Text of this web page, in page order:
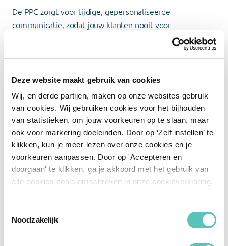
Deze website maakt gebruik van cookies
Wij, en derde partijen, maken op onze websites gebruik
van cookies. Wij gebruiken cookies voor het bijhouden
van statistieken, om jouw voorkeuren op te slaan, maar
ook voor markering doeleinden. Door op ‘Zelf instellen’ te
klikken, kun je meer lezen over onze cookies en je
voorkeuren aanpassen. Door op 'Accepteren en
doorgaan' te klikken, ga je akkoord met het gebruik van
alle cookies zoals omschreven in onze cookieverklaring.
Noodzakelijk
De PPC zorgt voor tijdige, gepersonaliseerde
communicatie, zodat jouw klanten nooit voor
verrassingen komen te staan. Dit levert tijdwinst op voor
jou als adviseur en zorgt ervoor dat je altijd de scherpste
het beste aanbod, en jij kunt je klantrelaties versterken
door transparantie en efficiëntie!
Belangrijke Aandachtspunten
Voorlopige Indicaties:
Tarieven kunnen variëren tussen de PPC-run en de
De PPC vergelijkt op basis van de huidige dekking,
zodat jouw klanten altijd een eerlijke aanbieding